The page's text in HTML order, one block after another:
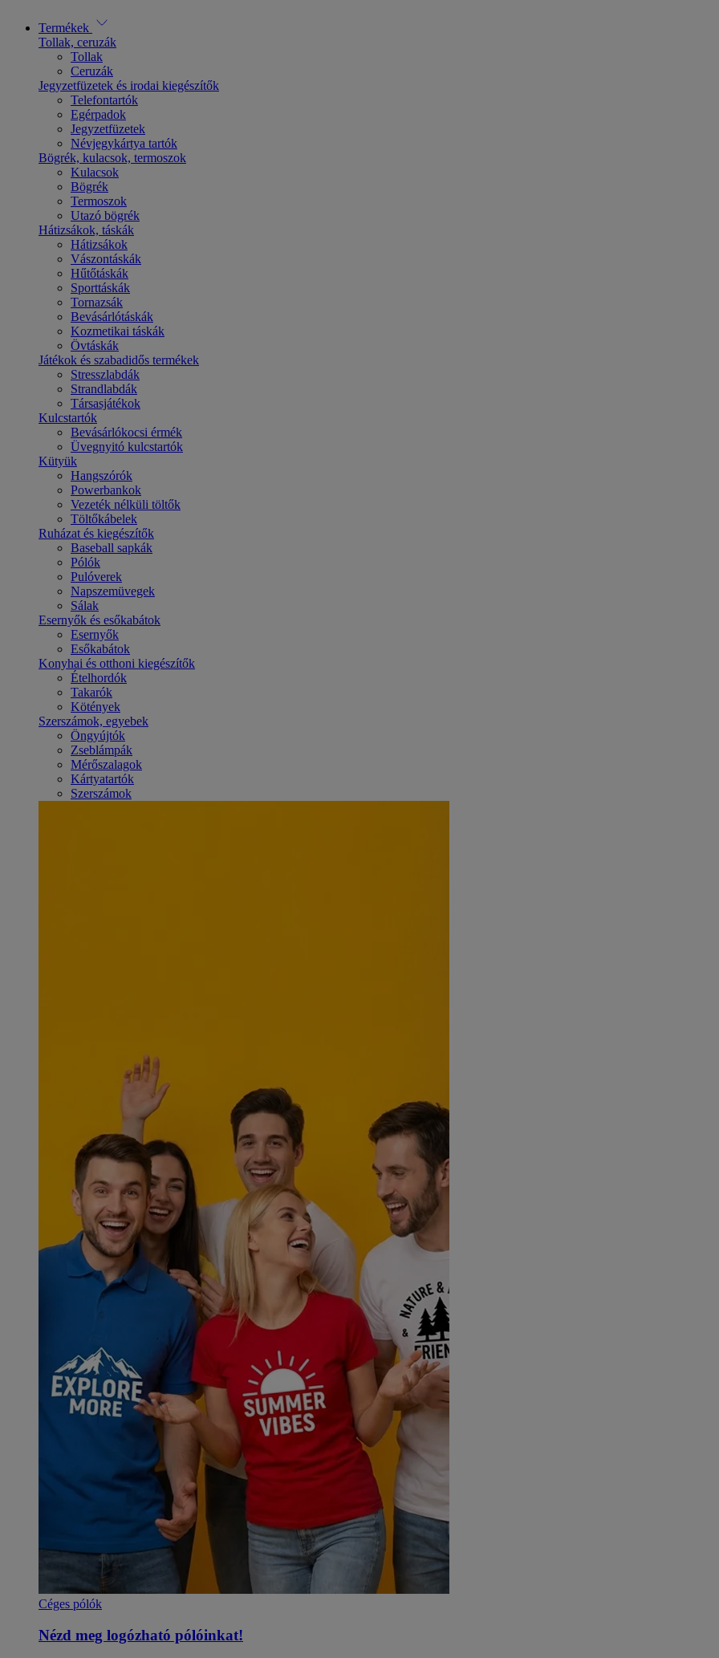
Termékek
Tollak, ceruzák
Tollak
Ceruzák
Jegyzetfüzetek és irodai kiegészítők
Telefontartók
Egérpadok
Jegyzetfüzetek
Névjegykártya tartók
Bögrék, kulacsok, termoszok
Kulacsok
Bögrék
Termoszok
Utazó bögrék
Hátizsákok, táskák
Hátizsákok
Vászontáskák
Hűtőtáskák
Sporttáskák
Tornazsák
Bevásárlótáskák
Kozmetikai táskák
Övtáskák
Játékok és szabadidős termékek
Stresszlabdák
Strandlabdák
Társasjátékok
Kulcstartók
Bevásárlókocsi érmék
Üvegnyitó kulcstartók
Kütyük
Hangszórók
Powerbankok
Vezeték nélküli töltők
Töltőkábelek
Ruházat és kiegészítők
Baseball sapkák
Pólók
Pulóverek
Napszemüvegek
Sálak
Esernyők és esőkabátok
Esernyők
Esőkabátok
Konyhai és otthoni kiegészítők
Ételhordók
Takarók
Kötények
Szerszámok, egyebek
Öngyújtók
Zseblámpák
Mérőszalagok
Kártyatartók
Szerszámok
Céges pólók
Nézd meg logózható pólóinkat!